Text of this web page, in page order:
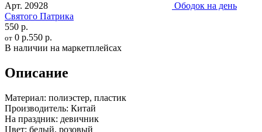
Арт. 20928
Ободок на день
Святого Патрика
550 р.
от 0 р.550 р.
В наличии на маркетплейсах
Описание
Материал: полиэстер, пластик
Производитель: Китай
На праздник: девичник
Цвет: белый, розовый